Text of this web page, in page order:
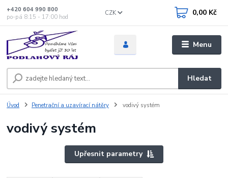
Menu
CZK
Hledat
+420 604 990 800
po-pá 8:15 - 17:00 hod
0,00 Kč
Úvod Penetrační a uzavírací nátěry vodivý systém
vodivý systém
Upřesnit parametry